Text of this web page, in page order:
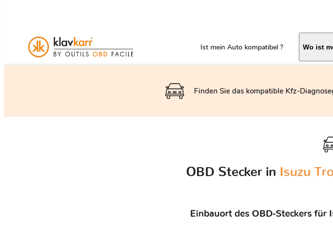
Ist mein Auto kompatibel ? Wo ist
Finden Sie das kompatible Kfz-
OBD Stecker in Isuzu
Einbauort des OBD-Steckers für